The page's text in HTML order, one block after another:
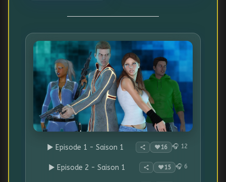
X.L.E. - Saison 1
9
épisodes
⮞
0:000:00
▶ Episode 1 - Saison 1 ❤️16 🎧 12
▶ Episode 2 - Saison 1 ❤️15 🎧 6